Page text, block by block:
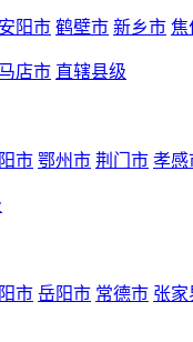
安阳市 鹤壁市 新乡市 焦
店市 直辖县级
市 鄂州市 荆门市 孝感
市 岳阳市 常德市 张家